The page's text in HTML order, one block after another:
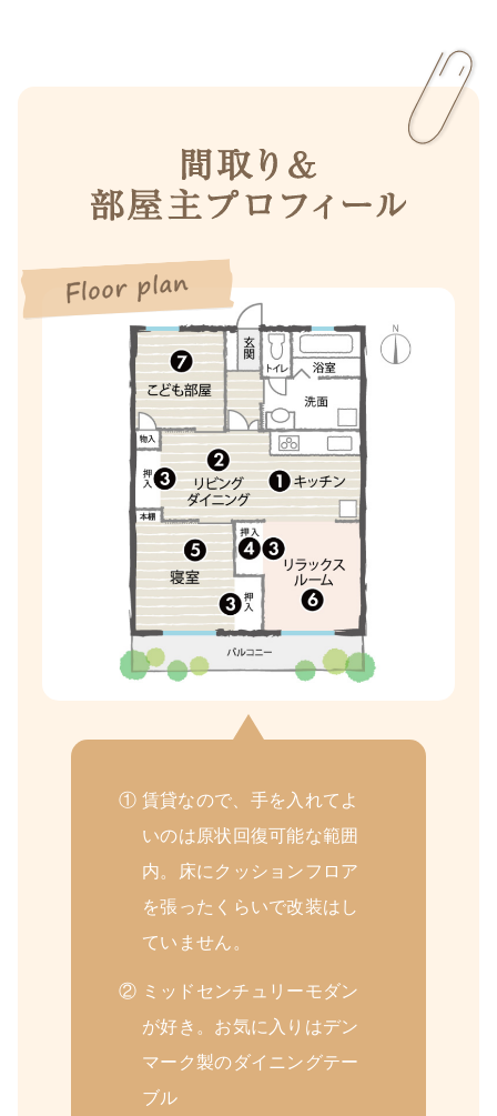
① 賃貸なので、手を入れてよ
いのは原状回復可能な範囲
内。床にクッションフロア
を張ったくらいで改装はし
ていません。
② ミッドセンチュリーモダン
が好き。お気に入りはデン
マーク製のダイニングテー
ブル